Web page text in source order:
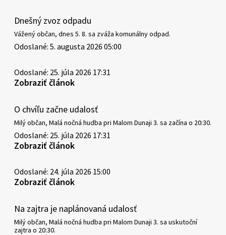
Dnešný zvoz odpadu
Vážený občan, dnes 5. 8. sa zváža komunálny odpad.
Odoslané: 5. augusta 2026 05:00
Odoslané: 25. júla 2026 17:31
Zobraziť článok
O chvíľu začne udalosť
Milý občan, Malá nočná hudba pri Malom Dunaji 3. sa začína o 20:30.
Odoslané: 25. júla 2026 17:31
Zobraziť článok
Odoslané: 24. júla 2026 15:00
Zobraziť článok
Na zajtra je naplánovaná udalosť
Milý občan, Malá nočná hudba pri Malom Dunaji 3. sa uskutoční
zajtra o 20:30.